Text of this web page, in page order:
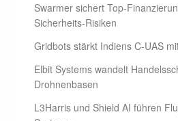
Swarmer sichert Top-
Sicherheits-Risiken
Gridbots stärkt Indiens C-UAS
Elbit Systems wandelt
Drohnenbasen
L3Harris und Shield AI führen